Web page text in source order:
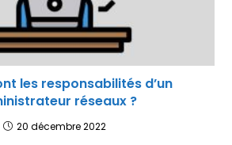
les responsabilités d’un
réseaux ?
20 décembre 2022